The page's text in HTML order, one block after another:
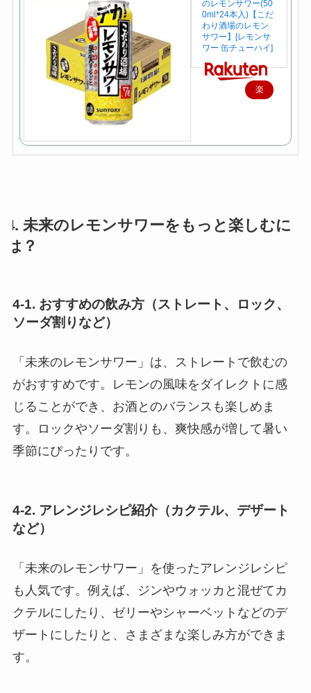
のレモンサワー(50
0ml*24本入)【こだ
わり酒場のレモン
サワー】[レモンサ
ワー 缶チューハイ]
楽
購
4. 未来のレモンサワーをもっと楽しむに
は？
4-1. おすすめの飲み方（ストレート、ロック、
ソーダ割りなど）
「未来のレモンサワー」は、ストレートで飲むの
がおすすめです。レモンの風味をダイレクトに感
じることができ、お酒とのバランスも楽しめま
す。ロックやソーダ割りも、爽快感が増して暑い
季節にぴったりです。
4-2. アレンジレシピ紹介（カクテル、デザート
など）
「未来のレモンサワー」を使ったアレンジレシピ
も人気です。例えば、ジンやウォッカと混ぜてカ
クテルにしたり、ゼリーやシャーベットなどのデ
ザートにしたりと、さまざまな楽しみ方ができま
す。